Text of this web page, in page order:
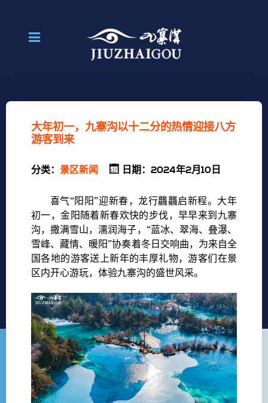
大年初一，九寨沟以十二分的热情迎接八方
游客到来
分类： 景区新闻 日期：2024年2月10日
喜气“阳阳”迎新春，龙行龘龘启新程。大年
初一，金阳随着新春欢快的步伐，早早来到九寨
沟，撒满雪山，濡润海子，“蓝冰、翠海、叠瀑、
雪峰、藏情、暖阳”协奏着冬日交响曲，为来自全
国各地的游客送上新年的丰厚礼物，游客们在景
区内开心游玩，体验九寨沟的盛世风采。